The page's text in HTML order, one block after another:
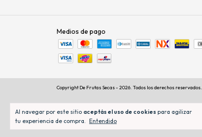
Al navegar por este sitio aceptás el uso de cookies para agilizar
tu experiencia de compra. Entendido
Medios de pago
Copyright De Frutas Secas - 2026. Todos los derechos reservados.